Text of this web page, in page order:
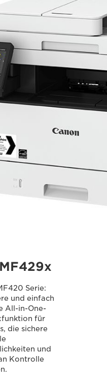
Serie:
und einfach
All-in-One-
für
die sichere
und
Kontrolle